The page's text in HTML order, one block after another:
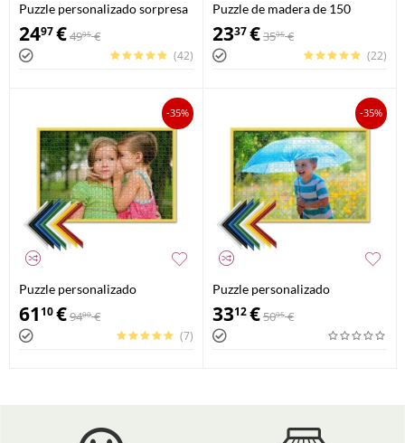
Puzzle personalizado sorpresa
500 piezas con imagen
diferente en la caja
2497€4995 €
(42)
Puzzle de madera de 150
piezas
2337€3595 €
(22)
-35%
Puzzle personalizado
enmarcado 1000 piezas
61 10€9400 €
(7)
-35%
Puzzle personalizado
enmarcado 100 piezas
3312€5095 €